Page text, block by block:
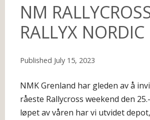
NM
RALLYX NORDIC
Published July 15, 2023
NMK Grenland har gleden av å
råeste Rallycross weekend den
løpet av våren har vi utvidet